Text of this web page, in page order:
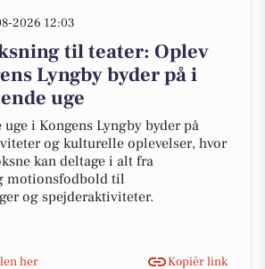
2026 12:03
til teater: Oplev
Lyngby byder på i
uge
i Kongens Lyngby byder på
og kulturelle oplevelser, hvor
kan deltage i alt fra
motionsfodbold til
og spejderaktiviteter.
her
Kopiér link